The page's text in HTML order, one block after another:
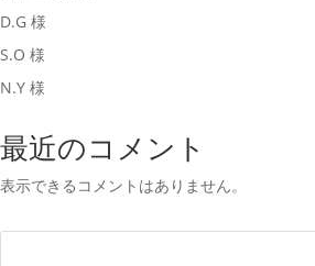
D.G 様
S.O 様
N.Y 様
最近のコメント
表示できるコメントはありません。